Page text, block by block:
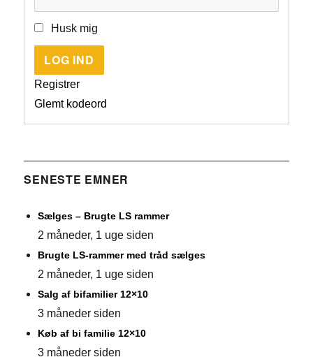
Husk mig
LOG IND
Registrer
Glemt kodeord
SENESTE EMNER
Sælges – Brugte LS rammer
2 måneder, 1 uge siden
Brugte LS-rammer med tråd sælges
2 måneder, 1 uge siden
Salg af bifamilier 12×10
3 måneder siden
Køb af bi familie 12×10
3 måneder siden